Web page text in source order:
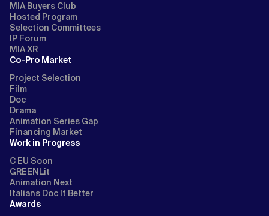
MIA Buyers Club
Hosted Program
Selection Committees
IP Forum
MIA XR
Co-Pro Market
Project Selection
Film
Doc
Drama
Animation Series Gap
Financing Market
Work in Progress
C EU Soon
GREENLit
Animation Next
Italians Doc It Better
Awards